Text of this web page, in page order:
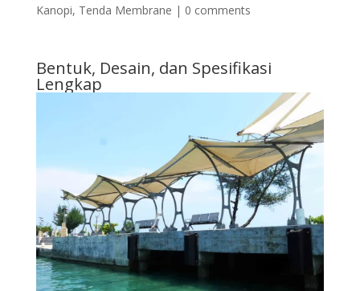
Kanopi, Tenda Membrane | 0 comments
Bentuk, Desain, dan Spesifikasi
Lengkap